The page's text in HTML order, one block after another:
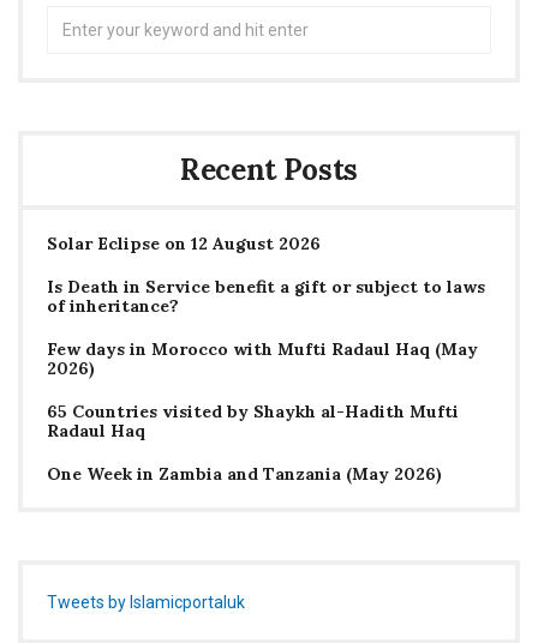
Recent Posts
Solar Eclipse on 12 August 2026
Is Death in Service benefit a gift or subject to laws
of inheritance?
Few days in Morocco with Mufti Radaul Haq (May
2026)
65 Countries visited by Shaykh al-Hadith Mufti
Radaul Haq
One Week in Zambia and Tanzania (May 2026)
Tweets by Islamicportaluk